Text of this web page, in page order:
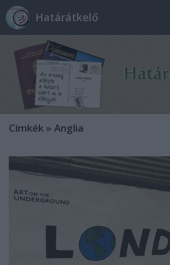
Határátkelő
Címkék » Anglia